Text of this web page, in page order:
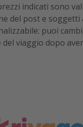
indicati sono
del post e soggetti
puoi
del viaggio dopo